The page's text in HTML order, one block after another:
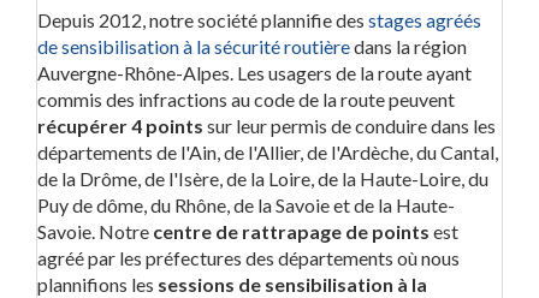
Depuis 2012, notre société plannifie des stages agréés
de sensibilisation à la sécurité routièredans la région
Auvergne-Rhône-Alpes. Les usagers de la route ayant
commis des infractions au code de la route peuvent
récupérer 4 points sur leur permis de conduire dans les
départements de l'Ain, de l'Allier, de l'Ardèche, du Cantal,
de la Drôme, de l'Isère, de la Loire, de la Haute-Loire, du
Puy de dôme, du Rhône, de la Savoie et de la Haute-
Savoie. Notre centre de rattrapage de points est
agréé par les préfectures des départements où nous
plannifions les sessions de sensibilisation à la